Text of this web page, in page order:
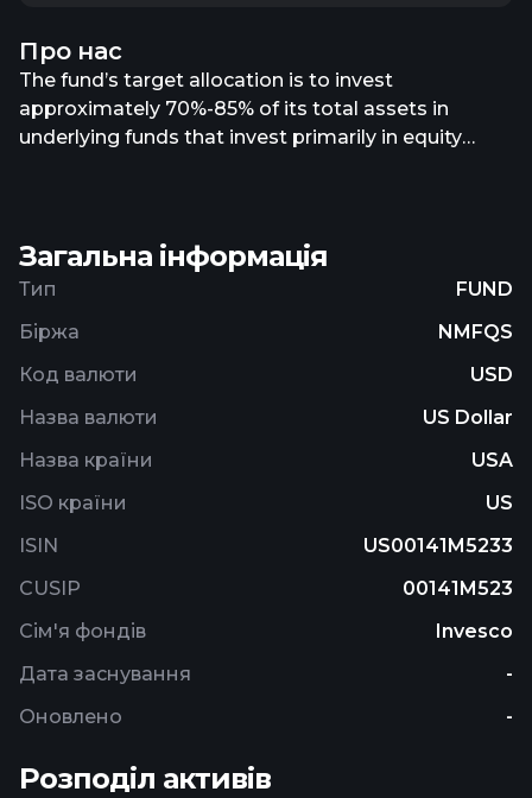
Про нас
The fund’s target allocation is to invest
approximately 70%-85% of its total assets in
underlying funds that invest primarily in equity
funds) and approximately 0%-20% of its total
assets in alternative asset classes including
commodities and other derivatives. The fund is
non-diversified.
Загальна інформація
Тип
FUND
Біржа
NMFQS
Код валюти
USD
Назва валюти
US Dollar
Назва країни
USA
ISO країни
US
ISIN
US00141M5233
CUSIP
00141M523
Сім'я фондів
Invesco
Дата заснування
-
Оновлено
-
Розподіл активів